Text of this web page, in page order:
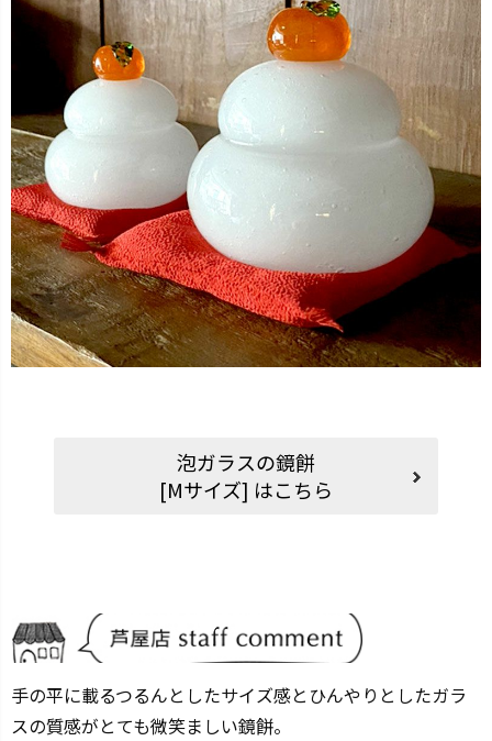
泡ガラスの鏡餅
[Mサイズ] はこちら
手の平に載るつるんとしたサイズ感とひんやりとしたガラ
スの質感がとても微笑ましい鏡餅。